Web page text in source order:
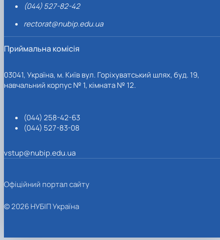
(044) 527-82-42
rectorat@nubip.edu.ua
Приймальна комісія
03041, Україна, м. Київ вул. Горіхуватський шлях, буд. 19,
навчальний корпус № 1, кімната № 12.
(044) 258-42-63
(044) 527-83-08
vstup@nubip.edu.ua
Офіційний портал сайту
© 2026 НУБІП Україна